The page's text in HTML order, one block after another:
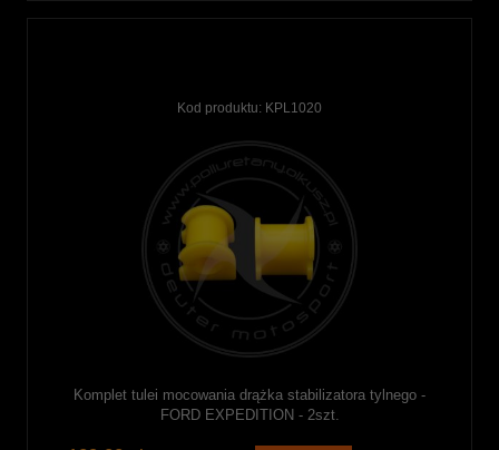
Kod produktu: KPL1020
Komplet tulei mocowania drążka stabilizatora tylnego -
FORD EXPEDITION - 2szt.